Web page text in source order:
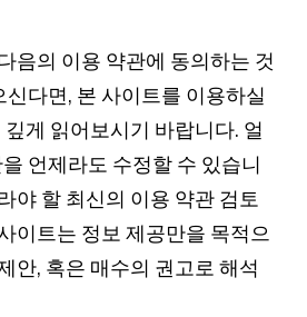
음의 이용 약관에 동의하는 것
다면, 본 사이트를 이용하실
게 읽어보시기 바랍니다. 얼
언제라도 수정할 수 있습니
야 할 최신의 이용 약관 검토
이트는 정보 제공만을 목적으
안, 혹은 매수의 권고로 해석